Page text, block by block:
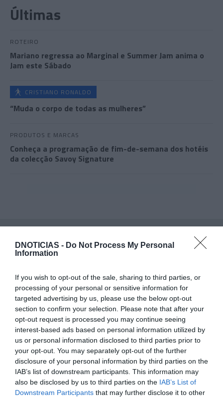
DNOTICIAS - Do Not Process My Personal
Information
If you wish to opt-out of the sale, sharing to third parties, or
processing of your personal or sensitive information for
targeted advertising by us, please use the below opt-out
section to confirm your selection. Please note that after your
opt-out request is processed you may continue seeing
interest-based ads based on personal information utilized by
us or personal information disclosed to third parties prior to
your opt-out. You may separately opt-out of the further
disclosure of your personal information by third parties on the
IAB’s list of downstream participants. This information may
also be disclosed by us to third parties on the IAB’s List of
Downstream Participants that may further disclose it to other
Últimas
ROTEIRO
Mariano regressa ao Marginal e Summer Jam anima o
Jam este Sábado
CRISTIANO RONALDO
“Muda o corpo de todas as mulheres”
PRODUTOS E MARCAS
Conheça a programação de fim-de-semana dos hotéis
da colecção Savoy Signature
PESSOAS
Júlia Ochoa continua a encantar ucranianos
22 Set 10:30